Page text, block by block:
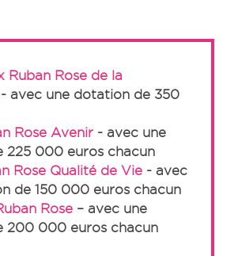
Ruban Rose de la
- avec une dotation de 350
Rose Avenir - avec une
225 000 euros chacun
Rose Qualité de Vie - avec
de 150 000 euros chacun
Rose – avec une
200 000 euros chacun